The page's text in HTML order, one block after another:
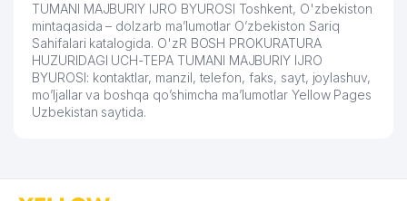
TUMANI MAJBURIY IJRO BYUROSI Toshkent, O'zbekiston
mintaqasida – dolzarb ma’lumotlar O’zbekiston Sariq
Sahifalari katalogida. O'zR BOSH PROKURATURA
HUZURIDAGI UCH-TEPA TUMANI MAJBURIY IJRO
BYUROSI: kontaktlar, manzil, telefon, faks, sayt, joylashuv,
mo’ljallar va boshqa qo’shimcha ma’lumotlar Yellow Pages
Uzbekistan saytida.